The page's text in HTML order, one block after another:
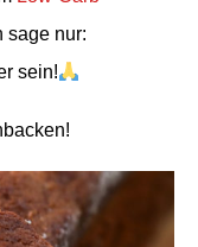
sage nur:
sein!